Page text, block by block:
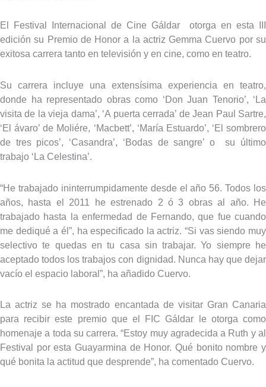
El Festival Internacional de Cine Gáldar otorga en esta III
edición su Premio de Honor a la actriz Gemma Cuervo por su
exitosa carrera tanto en televisión y en cine, como en teatro.
Su carrera incluye una extensísima experiencia en teatro,
donde ha representado obras como ‘Don Juan Tenorio’, ‘La
visita de la vieja dama’, ‘A puerta cerrada’ de Jean Paul Sartre,
‘El ávaro’ de Moliére, ‘Macbett’, ‘María Estuardo’, ‘El sombrero
de tres picos’, ‘Casandra’, ‘Bodas de sangre’ o su último
trabajo ‘La Celestina’.
“He trabajado ininterrumpidamente desde el año 56. Todos los
años, hasta el 2011 he estrenado 2 ó 3 obras al año. He
trabajado hasta la enfermedad de Fernando, que fue cuando
me dediqué a él”, ha especificado la actriz. “Si vas siendo muy
selectivo te quedas en tu casa sin trabajar. Yo siempre he
aceptado todos los trabajos con dignidad. Nunca hay que dejar
vacío el espacio laboral”, ha añadido Cuervo.
La actriz se ha mostrado encantada de visitar Gran Canaria
para recibir este premio que el FIC Gáldar le otorga como
homenaje a toda su carrera. “Estoy muy agradecida a Ruth y al
Festival por esta Guayarmina de Honor. Qué bonito nombre y
qué bonita la actitud que desprende”, ha comentado Cuervo.